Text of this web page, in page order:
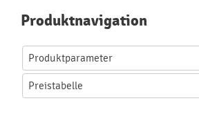
Produktnavigation
Produktparameter
Preistabelle